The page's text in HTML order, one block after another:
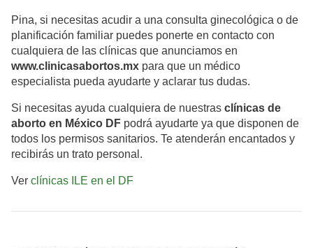
Pina, si necesitas acudir a una consulta ginecológica o de
planificación familiar puedes ponerte en contacto con
cualquiera de las clínicas que anunciamos en
www.clinicasabortos.mx para que un médico
especialista pueda ayudarte y aclarar tus dudas.
Si necesitas ayuda cualquiera de nuestras clínicas de
aborto en México DF podrá ayudarte ya que disponen de
todos los permisos sanitarios. Te atenderán encantados y
recibirás un trato personal.
Ver clínicas ILE en el DF